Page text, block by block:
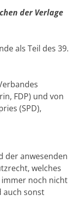
der Verlage
als Teil des 39.
FDP) und von
(SPD),
der anwesenden
welches
immer noch nicht
auch sonst